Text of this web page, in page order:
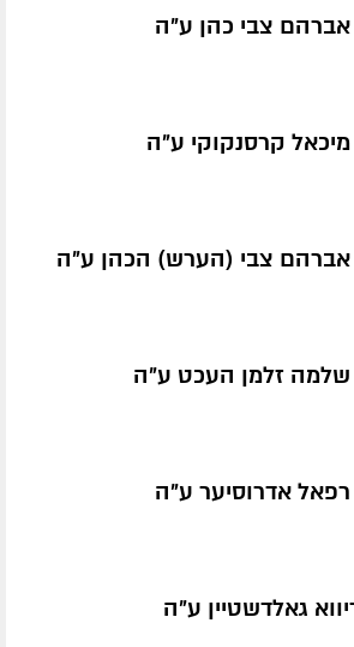
צבי כהן ע״ה
קרסנקוקי ע״ה
צבי (הערש) הכהן ע״ה
זלמן העכט ע״ה
אדרוסיער ע״ה
גאלדשטיין ע״ה